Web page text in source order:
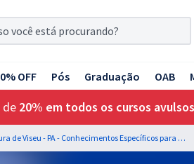
OFF Pós Graduação OAB
de 20% em todos os cursos
Prefeitura de Viseu - PA - Conhecimentos Específicos para o Cargo de Nutricionista com a Equipe Gran